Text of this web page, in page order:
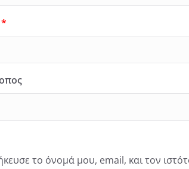
*
το όνομά μου, email, και τον